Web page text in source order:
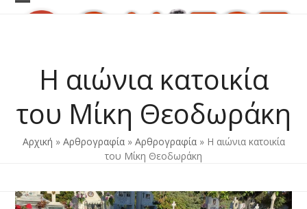
Skip
Open
Close
Η αιώνια κατοικία
του Μίκη Θεοδωράκη
Αρχική » Αρθρογραφία» Αρθρογραφία» Η αιώνια κατοικία
του Μίκη Θεοδωράκη